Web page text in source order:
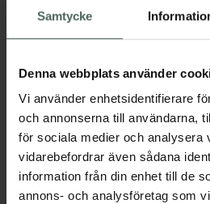
Samtycke
Denna webbplats använder
Vi använder enhetsidentifierare
och annonserna till användarna,
för sociala medier och analysera
vidarebefordrar även sådana
information från din enhet till de
annons- och analysföretag som
5 av 5 i omdöme
Bronza Natural
Bronze, Bronzing
Mousse